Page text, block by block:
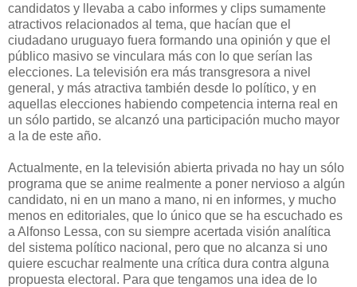
candidatos y llevaba a cabo informes y clips sumamente
atractivos relacionados al tema, que hacían que el
ciudadano uruguayo fuera formando una opinión y que el
público masivo se vinculara más con lo que serían las
elecciones. La televisión era más transgresora a nivel
general, y más atractiva también desde lo político, y en
aquellas elecciones habiendo competencia interna real en
un sólo partido, se alcanzó una participación mucho mayor
a la de este año.
Actualmente, en la televisión abierta privada no hay un sólo
programa que se anime realmente a poner nervioso a algún
candidato, ni en un mano a mano, ni en informes, y mucho
menos en editoriales, que lo único que se ha escuchado es
a Alfonso Lessa, con su siempre acertada visión analítica
del sistema político nacional, pero que no alcanza si uno
quiere escuchar realmente una crítica dura contra alguna
propuesta electoral. Para que tengamos una idea de lo